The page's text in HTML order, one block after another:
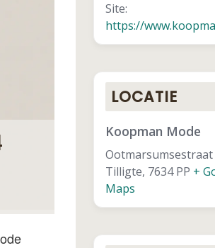
Site:
https://
LOCATIE
Koopman Mode
Ootmarsumsestraat
Tilligte, 7634 PP +
Maps